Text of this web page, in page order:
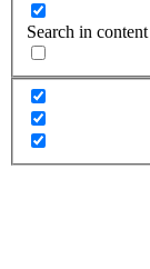
Search in content